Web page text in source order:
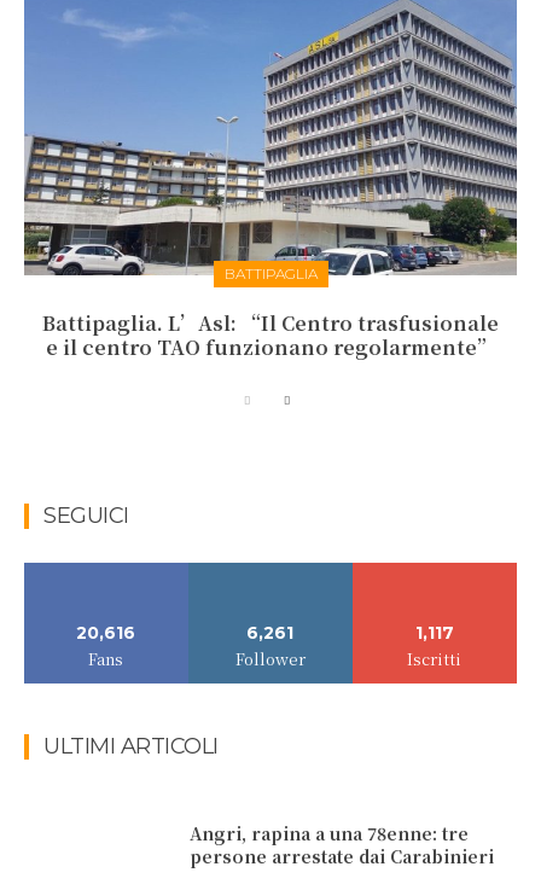
BATTIPAGLIA
Battipaglia. L’Asl: “Il Centro trasfusionale
e il centro TAO funzionano regolarmente”
SEGUICI
20,616
Fans
6,261
Follower
1,117
Iscritti
ULTIMI ARTICOLI
Angri, rapina a una 78enne: tre
persone arrestate dai Carabinieri